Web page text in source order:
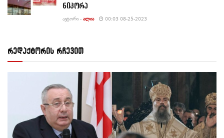
ნიკორა
ᲐᲕᲢᲝᲠᲘ - ᲐᲚᲘᲐ 00:03 08-25-2023
რედაქტორის რჩევით